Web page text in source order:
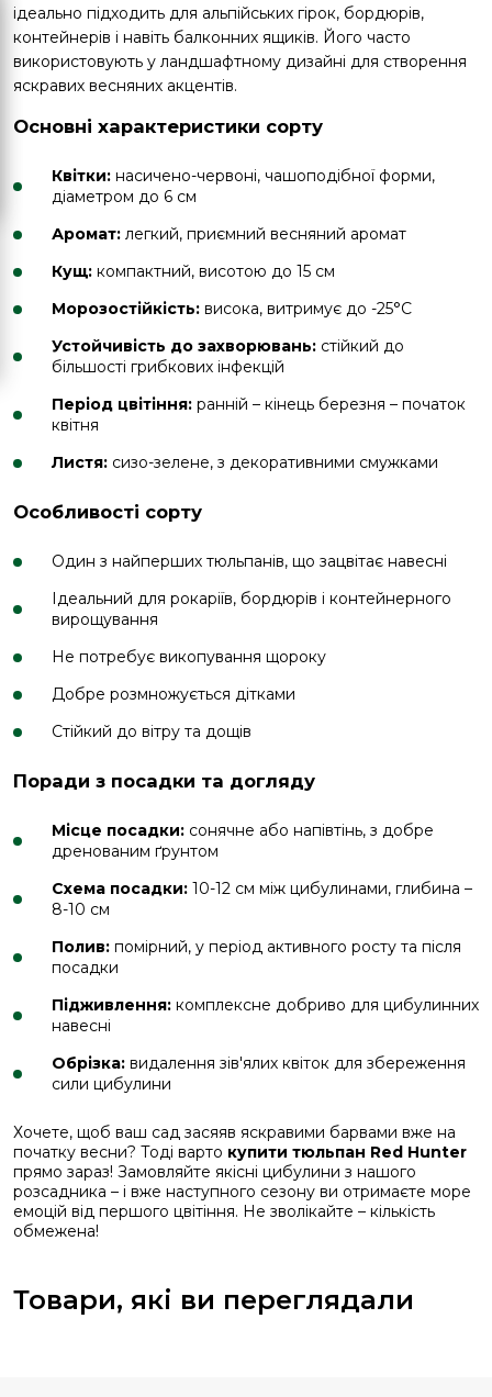
ідеально підходить для альпійських гірок, бордюрів,
контейнерів і навіть балконних ящиків. Його часто
використовують у ландшафтному дизайні для створення
яскравих весняних акцентів.
Основні характеристики сорту
Квітки: насичено-червоні, чашоподібної форми,
діаметром до 6 см
Аромат: легкий, приємний весняний аромат
Кущ: компактний, висотою до 15 см
Морозостійкість: висока, витримує до -25°C
Устойчивість до захворювань: стійкий до
більшості грибкових інфекцій
Період цвітіння: ранній – кінець березня – початок
квітня
Листя: сизо-зелене, з декоративними смужками
Особливості сорту
Один з найперших тюльпанів, що зацвітає навесні
Ідеальний для рокаріїв, бордюрів і контейнерного
вирощування
Не потребує викопування щороку
Добре розмножується дітками
Стійкий до вітру та дощів
Поради з посадки та догляду
Місце посадки: сонячне або напівтінь, з добре
дренованим ґрунтом
Схема посадки: 10-12 см між цибулинами, глибина –
8-10 см
Полив: помірний, у період активного росту та після
посадки
Підживлення: комплексне добриво для цибулинних
навесні
Обрізка: видалення зів'ялих квіток для збереження
сили цибулини
Хочете, щоб ваш сад засяяв яскравими барвами вже на
початку весни? Тоді варто купити тюльпан Red Hunter
прямо зараз! Замовляйте якісні цибулини з нашого
розсадника – і вже наступного сезону ви отримаєте море
емоцій від першого цвітіння. Не зволікайте – кількість
обмежена!
Товари, які ви переглядали